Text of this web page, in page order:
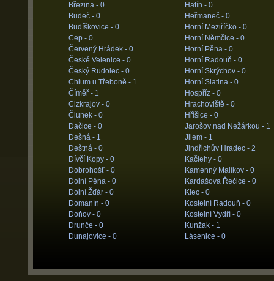
Březina - 0
Budeč - 0
Budíškovice - 0
Cep - 0
Červený Hrádek - 0
České Velenice - 0
Český Rudolec - 0
Chlum u Třeboně - 1
Číměř - 1
Cizkrajov - 0
Člunek - 0
Dačice - 0
Dešná - 1
Deštná - 0
Dívčí Kopy - 0
Dobrohošť - 0
Dolní Pěna - 0
Dolní Žďár - 0
Domanín - 0
Doňov - 0
Drunče - 0
Dunajovice - 0
Hatín - 0
Heřmaneč - 0
Horní Meziříčko - 0
Horní Němčice - 0
Horní Pěna - 0
Horní Radouň - 0
Horní Skrýchov - 0
Horní Slatina - 0
Hospříz - 0
Hrachoviště - 0
Hříšice - 0
Jarošov nad Nežárkou - 1
Jilem - 1
Jindřichův Hradec - 2
Kačlehy - 0
Kamenný Malíkov - 0
Kardašova Řečice - 0
Klec - 0
Kostelní Radouň - 0
Kostelní Vydří - 0
Kunžak - 1
Lásenice - 0